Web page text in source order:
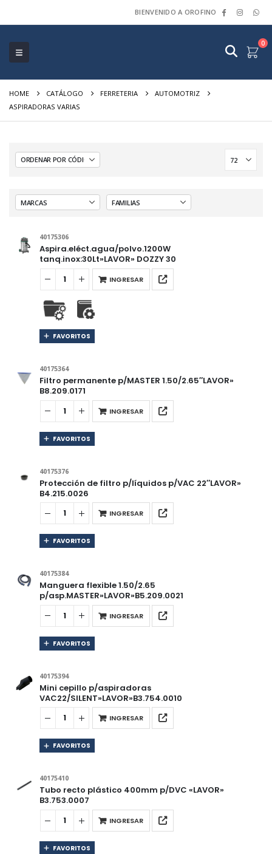
BIENVENIDO A OROFINO
0
HOME CATÁLOGO FERRETERIA
AUTOMOTRIZ
ASPIRADORAS VARIAS
40175306
Aspira.eléct.agua/polvo.1200W
tanq.inox:30Lt»LAVOR» DOZZY 30
INGRESAR
FAVORITOS
40175364
Filtro permanente p/MASTER 1.50/2.65″LAVOR»
B8.209.0171
INGRESAR
FAVORITOS
40175376
Protección de filtro p/líquidos p/VAC 22″LAVOR»
B4.215.0026
INGRESAR
FAVORITOS
40175384
Manguera flexible 1.50/2.65
p/asp.MASTER»LAVOR»B5.209.0021
INGRESAR
FAVORITOS
40175394
Mini cepillo p/aspiradoras
VAC22/SILENT»LAVOR»B3.754.0010
INGRESAR
FAVORITOS
40175410
Tubo recto plástico 400mm p/DVC «LAVOR»
B3.753.0007
INGRESAR
FAVORITOS